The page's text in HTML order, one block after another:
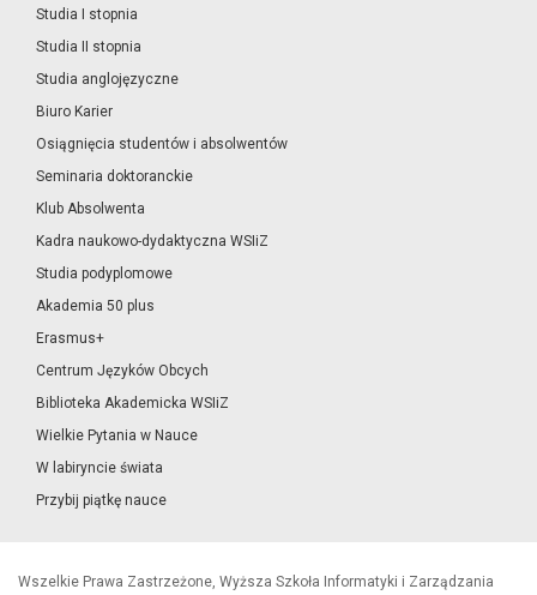
Studia I stopnia
Studia II stopnia
Studia anglojęzyczne
Biuro Karier
Osiągnięcia studentów i absolwentów
Seminaria doktoranckie
Klub Absolwenta
Kadra naukowo-dydaktyczna WSIiZ
Studia podyplomowe
Akademia 50 plus
Erasmus+
Centrum Języków Obcych
Biblioteka Akademicka WSIiZ
Wielkie Pytania w Nauce
W labiryncie świata
Przybij piątkę nauce
Wszelkie Prawa Zastrzeżone, Wyższa Szkoła Informatyki i Zarządzania